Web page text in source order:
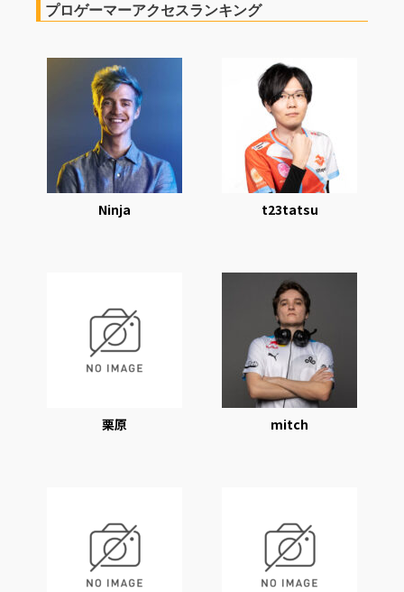
プロゲーマーアクセスランキング
Ninja t23tatsu
栗原 mitch